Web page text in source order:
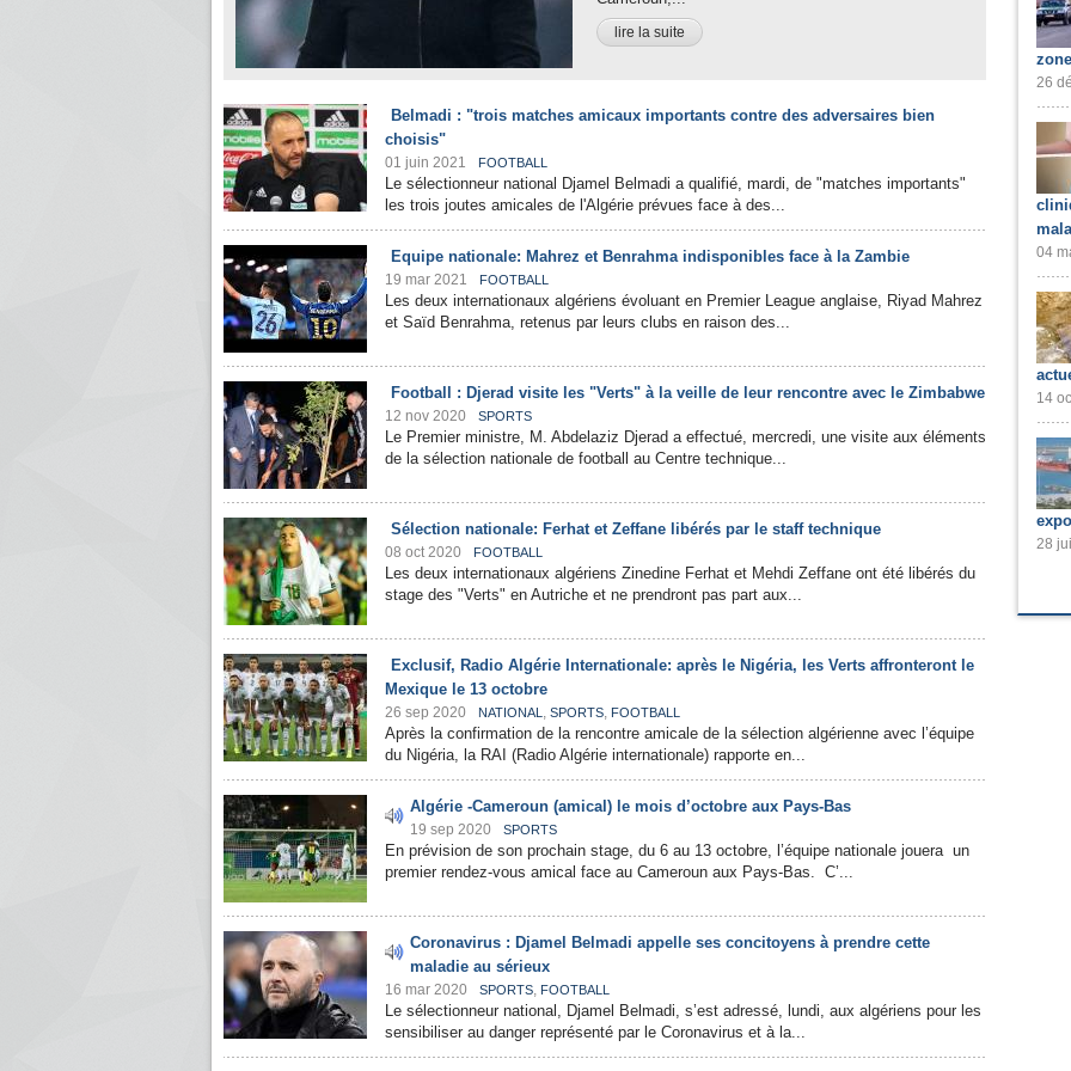
lire la suite
Belmadi : "trois matches amicaux importants contre des adversaires bien
choisis"
01 juin 2021 FOOTBALL
Le sélectionneur national Djamel Belmadi a qualifié, mardi, de "matches importants"
les trois joutes amicales de l'Algérie prévues face à des...
Equipe nationale: Mahrez et Benrahma indisponibles face à la Zambie
19 mar 2021 FOOTBALL
Les deux internationaux algériens évoluant en Premier League anglaise, Riyad Mahrez
et Saïd Benrahma, retenus par leurs clubs en raison des...
Football : Djerad visite les "Verts" à la veille de leur rencontre avec le Zimbabwe
12 nov 2020 SPORTS
Le Premier ministre, M. Abdelaziz Djerad a effectué, mercredi, une visite aux éléments
de la sélection nationale de football au Centre technique...
Sélection nationale: Ferhat et Zeffane libérés par le staff technique
08 oct 2020 FOOTBALL
Les deux internationaux algériens Zinedine Ferhat et Mehdi Zeffane ont été libérés du
stage des "Verts" en Autriche et ne prendront pas part aux...
Exclusif, Radio Algérie Internationale: après le Nigéria, les Verts affronteront le
Mexique le 13 octobre
26 sep 2020 NATIONAL , SPORTS, FOOTBALL
Après la confirmation de la rencontre amicale de la sélection algérienne avec l’équipe
du Nigéria, la RAI (Radio Algérie internationale) rapporte en...
Algérie -Cameroun (amical) le mois d’octobre aux Pays-Bas
19 sep 2020 SPORTS
En prévision de son prochain stage, du 6 au 13 octobre, l’équipe nationale jouera un
premier rendez-vous amical face au Cameroun aux Pays-Bas. C’...
Coronavirus : Djamel Belmadi appelle ses concitoyens à prendre cette
maladie au sérieux
16 mar 2020 SPORTS, FOOTBALL
Le sélectionneur national, Djamel Belmadi, s’est adressé, lundi, aux algériens pour les
sensibiliser au danger représenté par le Coronavirus et à la...
26
04
14
28